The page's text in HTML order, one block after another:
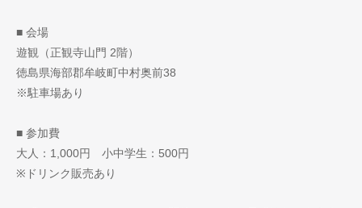
■ 会場
遊観（正観寺山門 2階）
徳島県海部郡牟岐町中村奥前38
※駐車場あり
■ 参加費
大人：1,000円 小中学生：500円
※ドリンク販売あり